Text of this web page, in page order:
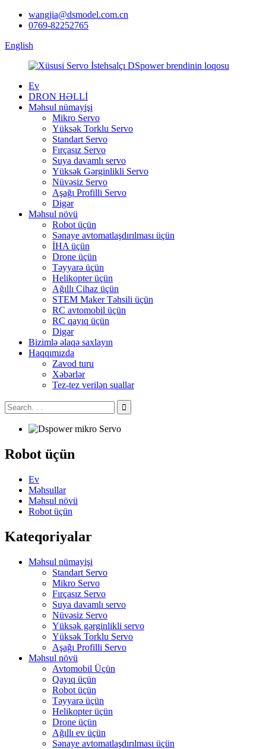
wangjia@dsmodel.com.cn
0769-82252765
English
Ev
DRON HƏLLİ
Məhsul nümayişi
Mikro Servo
Yüksək Torklu Servo
Standart Servo
Fırçasız Servo
Suya davamlı servo
Yüksək Gərginlikli Servo
Nüvəsiz Servo
Aşağı Profilli Servo
Digər
Məhsul növü
Robot üçün
Sənaye avtomatlaşdırılması üçün
İHA üçün
Drone üçün
Təyyarə üçün
Helikopter üçün
Ağıllı Cihaz üçün
STEM Maker Təhsili üçün
RC avtomobil üçün
RC qayıq üçün
Digər
Bizimlə əlaqə saxlayın
Haqqımızda
Zavod turu
Xəbərlər
Tez-tez verilən suallar
Robot üçün
Ev
Məhsullar
Məhsul növü
Robot üçün
Kateqoriyalar
Məhsul nümayişi
Standart Servo
Mikro Servo
Fırçasız Servo
Suya davamlı servo
Nüvəsiz Servo
Yüksək gərginlikli servo
Yüksək Torklu Servo
Aşağı Profilli Servo
Məhsul növü
Avtomobil Üçün
Qayıq üçün
Robot üçün
Təyyarə üçün
Helikopter üçün
Drone üçün
Ağıllı ev üçün
Sənaye avtomatlaşdırılması üçün